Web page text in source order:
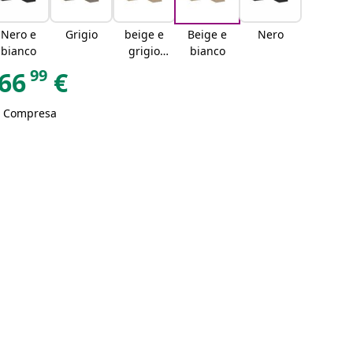
Nero e
bianco
Grigio
beige e
grigio
Beige e
bianco
Nero
99 €
Compresa